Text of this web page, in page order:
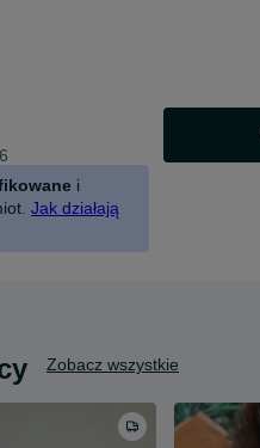
i
Jak działają
Zobacz wszystkie